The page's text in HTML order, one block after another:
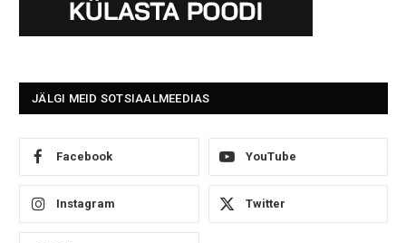
JÄLGI MEID SOTSIAALMEEDIAS
Facebook YouTube
Instagram Twitter